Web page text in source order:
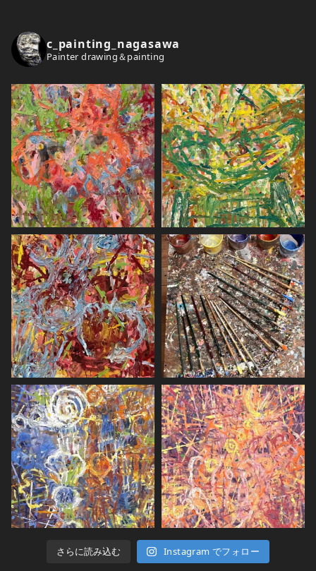
e
s
c_painting_nagasawa
Painter drawing＆painting
さらに読み込む Instagram でフォロー